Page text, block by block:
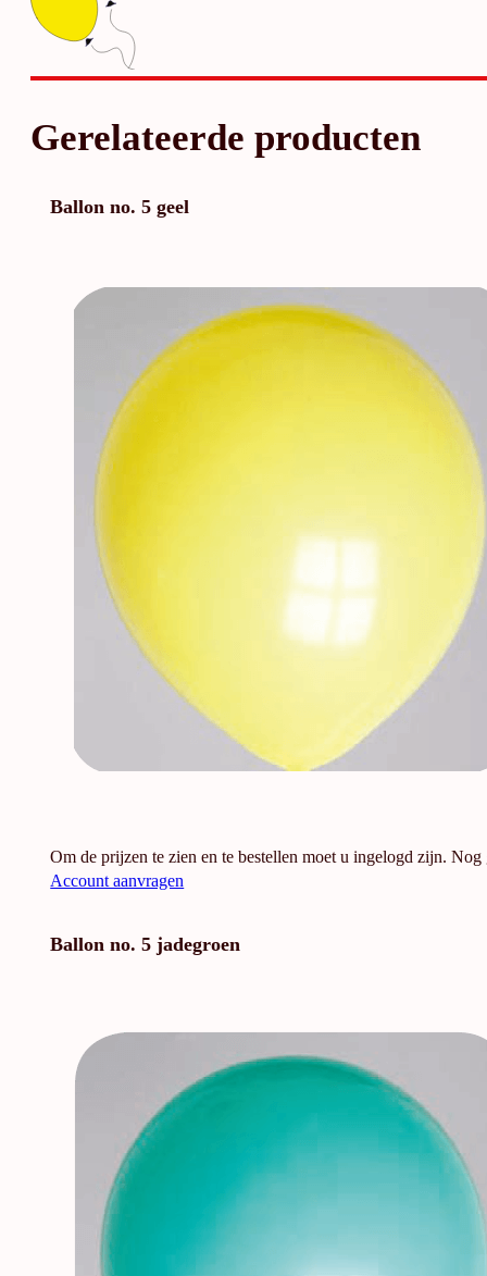
Gerelateerde producten
Ballon no. 5 geel
Om de prijzen te zien en te bestellen moet u ingelogd zijn. Nog
Account aanvragen
Ballon no. 5 jadegroen